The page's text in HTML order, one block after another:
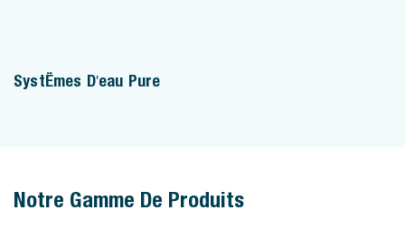
Systèmes D'eau Pure
Notre Gamme De Produits